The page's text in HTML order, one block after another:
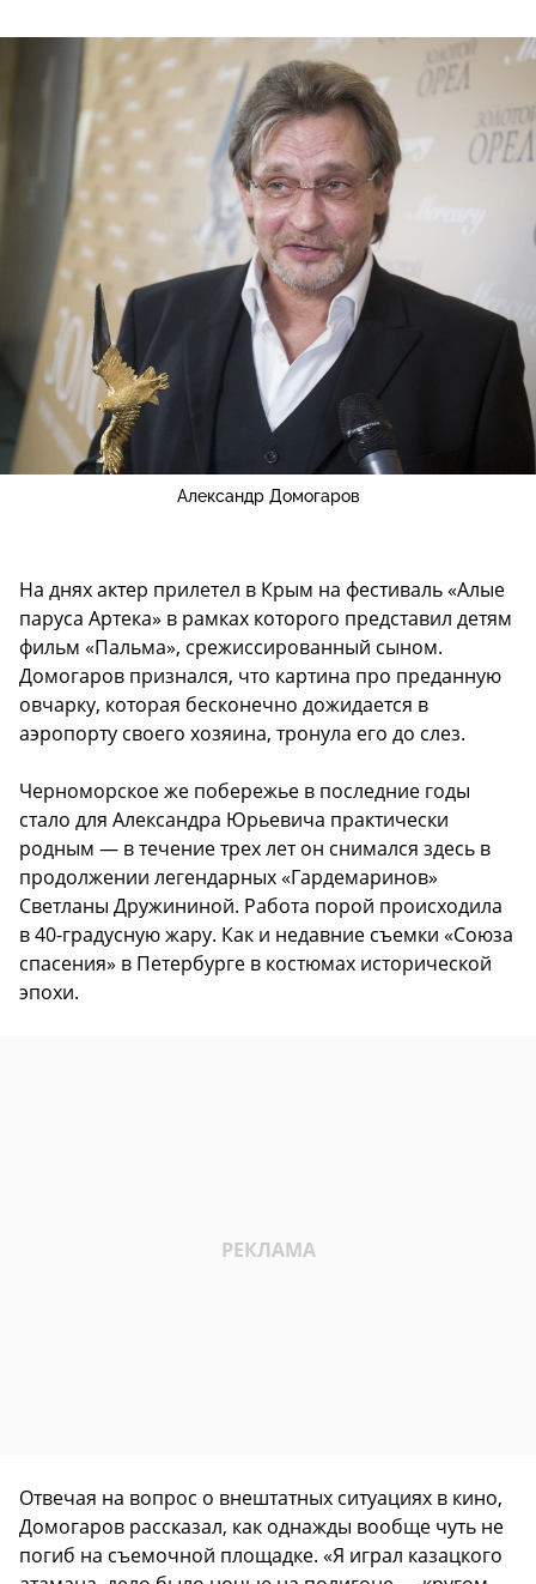
Александр Домогаров
На днях актер прилетел в Крым на фестиваль «Алые
паруса Артека» в рамках которого представил детям
фильм «Пальма», срежиссированный сыном.
Домогаров признался, что картина про преданную
овчарку, которая бесконечно дожидается в
аэропорту своего хозяина, тронула его до слез.
Черноморское же побережье в последние годы
стало для Александра Юрьевича практически
родным — в течение трех лет он снимался здесь в
продолжении легендарных «Гардемаринов»
Светланы Дружининой. Работа порой происходила
в 40-градусную жару. Как и недавние съемки «Союза
спасения» в Петербурге в костюмах исторической
эпохи.
Отвечая на вопрос о внештатных ситуациях в кино,
Домогаров рассказал, как однажды вообще чуть не
погиб на съемочной площадке. «Я играл казацкого